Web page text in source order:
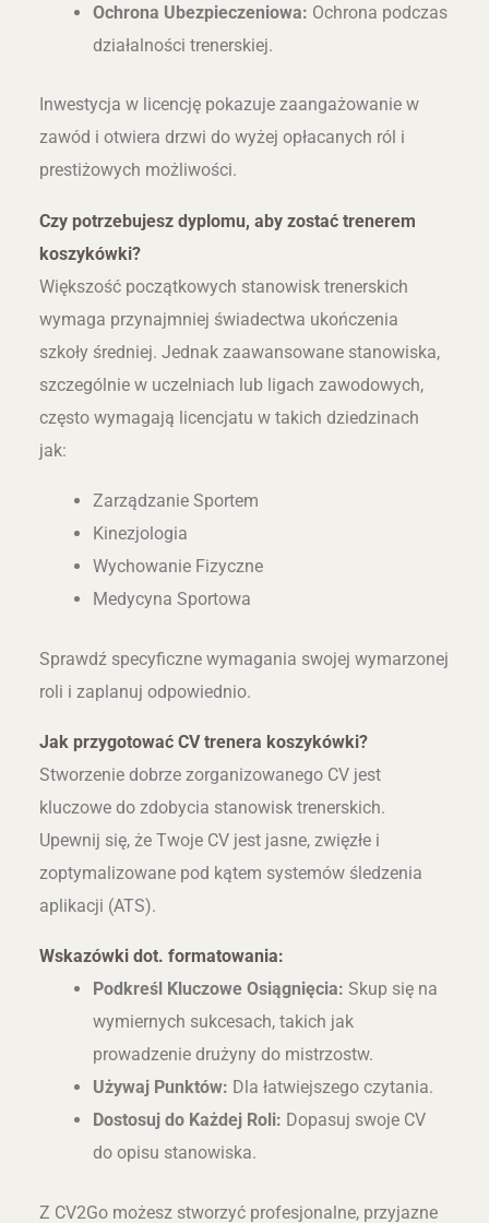
Ochrona Ubezpieczeniowa: Ochrona podczas
działalności trenerskiej.
Inwestycja w licencję pokazuje zaangażowanie w
zawód i otwiera drzwi do wyżej opłacanych ról i
prestiżowych możliwości.
Czy potrzebujesz dyplomu, aby zostać trenerem
koszykówki?
Większość początkowych stanowisk trenerskich
wymaga przynajmniej świadectwa ukończenia
szkoły średniej. Jednak zaawansowane stanowiska,
szczególnie w uczelniach lub ligach zawodowych,
często wymagają licencjatu w takich dziedzinach
jak:
Zarządzanie Sportem
Kinezjologia
Wychowanie Fizyczne
Medycyna Sportowa
Sprawdź specyficzne wymagania swojej wymarzonej
roli i zaplanuj odpowiednio.
Jak przygotować CV trenera koszykówki?
Stworzenie dobrze zorganizowanego CV jest
kluczowe do zdobycia stanowisk trenerskich.
Upewnij się, że Twoje CV jest jasne, zwięzłe i
zoptymalizowane pod kątem systemów śledzenia
aplikacji (ATS).
Wskazówki dot. formatowania:
Podkreśl Kluczowe Osiągnięcia: Skup się na
wymiernych sukcesach, takich jak
prowadzenie drużyny do mistrzostw.
Używaj Punktów: Dla łatwiejszego czytania.
Dostosuj do Każdej Roli: Dopasuj swoje CV
do opisu stanowiska.
Z CV2Go możesz stworzyć profesjonalne, przyjazne